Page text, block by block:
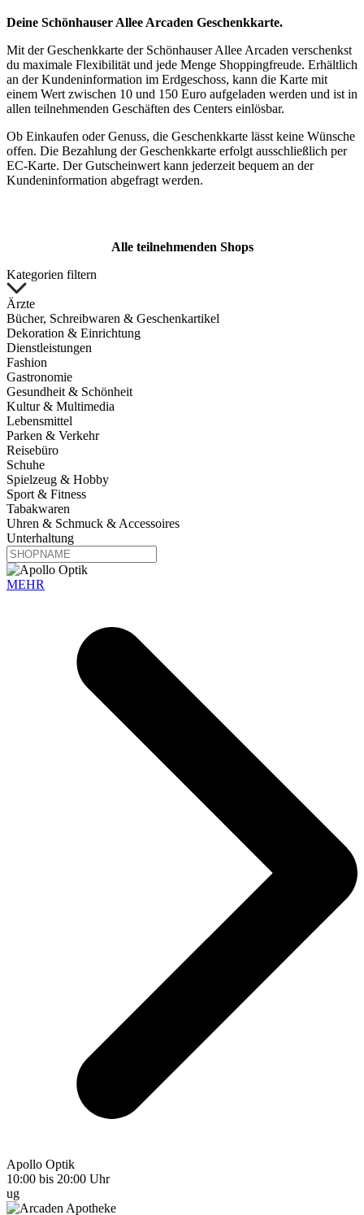
Deine Schönhauser Allee Arcaden Geschenkkarte.
Mit der Geschenkkarte der Schönhauser Allee Arcaden verschenkst
du maximale Flexibilität und jede Menge Shoppingfreude. Erhältlich
an der Kundeninformation im Erdgeschoss, kann die Karte mit
einem Wert zwischen 10 und 150 Euro aufgeladen werden und ist in
allen teilnehmenden Geschäften des Centers einlösbar.
Ob Einkaufen oder Genuss, die Geschenkkarte lässt keine Wünsche
offen. Die Bezahlung der Geschenkkarte erfolgt ausschließlich per
EC-Karte. Der Gutscheinwert kann jederzeit bequem an der
Kundeninformation abgefragt werden.
Alle teilnehmenden Shops
Kategorien filtern
Ärzte
Bücher, Schreibwaren & Geschenkartikel
Dekoration & Einrichtung
Dienstleistungen
Fashion
Gastronomie
Gesundheit & Schönheit
Kultur & Multimedia
Lebensmittel
Parken & Verkehr
Reisebüro
Schuhe
Spielzeug & Hobby
Sport & Fitness
Tabakwaren
Uhren & Schmuck & Accessoires
Unterhaltung
MEHR
Apollo Optik
10:00 bis 20:00 Uhr
ug